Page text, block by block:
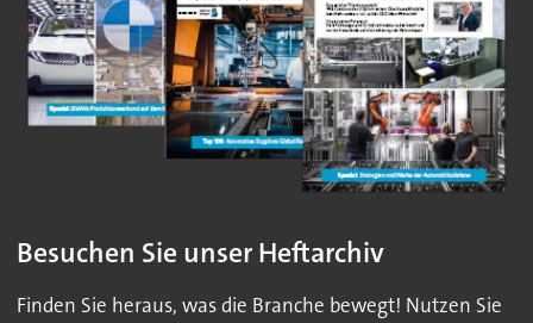
Besuchen Sie unser Heftarchiv
Finden Sie heraus, was die Branche bewegt! Nutzen Sie